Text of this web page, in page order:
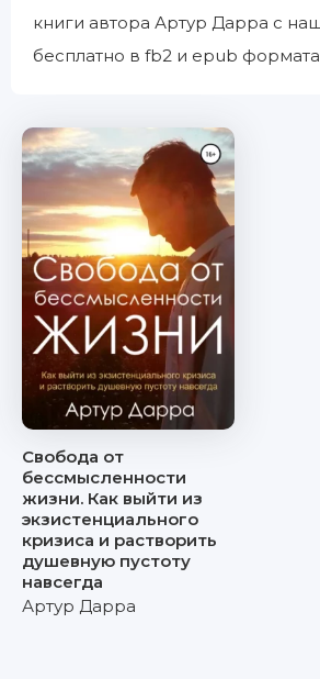
книги автора Артур Дарра с
бесплатно в fb2 и epub
Свобода от
бессмысленности
жизни. Как выйти из
экзистенциального
кризиса и растворить
душевную пустоту
навсегда
Артур Дарра